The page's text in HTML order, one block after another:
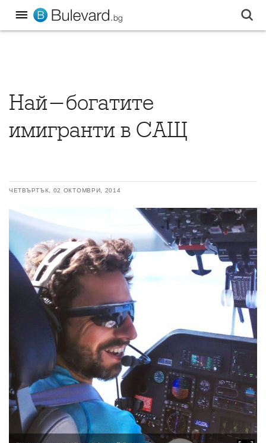
Най-богатите
имигранти в САЩ
ЧЕТВЪРТЪК, 02 ОКТОМВРИ, 2014